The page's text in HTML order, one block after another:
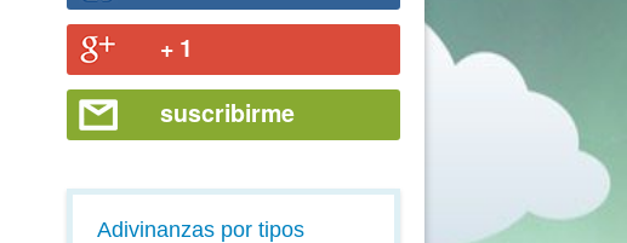
+ 1
suscribirme
Adivinanzas por tipos